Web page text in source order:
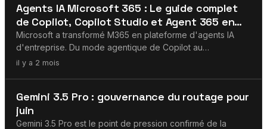
couche de connecteurs standard pour les agents IA
d'entreprise.
Agents IA
Agents IA Microsoft 365 : Le guide complet
de Copilot, Copilot Studio et Agent 365 en
2026
Microsoft a transformé M365 en plateforme d'agents IA
d'entreprise. Du mode agentique de Copilot au
constructeur low-code de Copilot Studio, en passant par
Microsoft.
il y a 2 mois
Agents IA
Gemini 3.5 Pro : gouvernance du routage pour
juin
Gemini 3.5 Pro est le point de pression confirmé de la